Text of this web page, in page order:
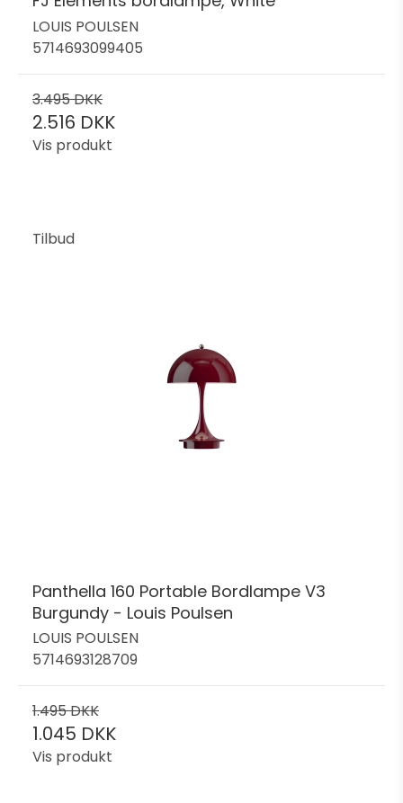
LOUIS POULSEN
5714693099405
3.495 DKK
2.516 DKK
Vis produkt
Tilbud
Panthella 160 Portable Bordlampe V3
Burgundy - Louis Poulsen
LOUIS POULSEN
5714693128709
1.495 DKK
1.045 DKK
Vis produkt